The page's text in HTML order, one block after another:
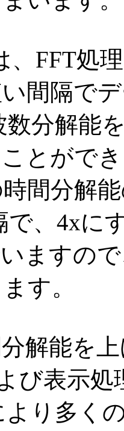
、FFT処
間隔で
数分解能
とがで
間分解
で、4xに
いますの
す。
解能を
び表示
より多く